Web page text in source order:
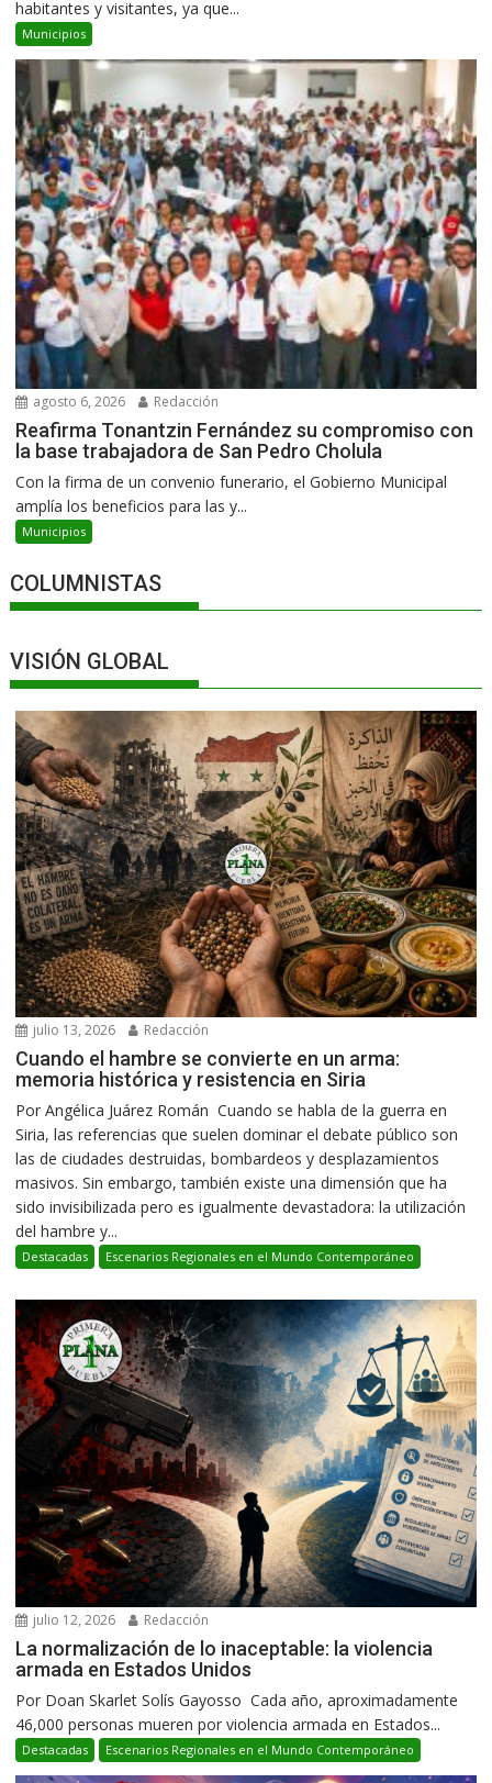
habitantes y visitantes, ya que...
Municipios
agosto 6, 2026 Redacción
Reafirma Tonantzin Fernández su compromiso con
la base trabajadora de San Pedro Cholula
Con la firma de un convenio funerario, el Gobierno Municipal
amplía los beneficios para las y...
Municipios
COLUMNISTAS
VISIÓN GLOBAL
julio 13, 2026 Redacción
Cuando el hambre se convierte en un arma:
memoria histórica y resistencia en Siria
Por Angélica Juárez Román Cuando se habla de la guerra en
Siria, las referencias que suelen dominar el debate público son
las de ciudades destruidas, bombardeos y desplazamientos
masivos. Sin embargo, también existe una dimensión que ha
sido invisibilizada pero es igualmente devastadora: la utilización
del hambre y...
Destacadas Escenarios Regionales en el Mundo Contemporáneo
julio 12, 2026 Redacción
La normalización de lo inaceptable: la violencia
armada en Estados Unidos
Por Doan Skarlet Solís Gayosso Cada año, aproximadamente
46,000 personas mueren por violencia armada en Estados...
Destacadas Escenarios Regionales en el Mundo Contemporáneo